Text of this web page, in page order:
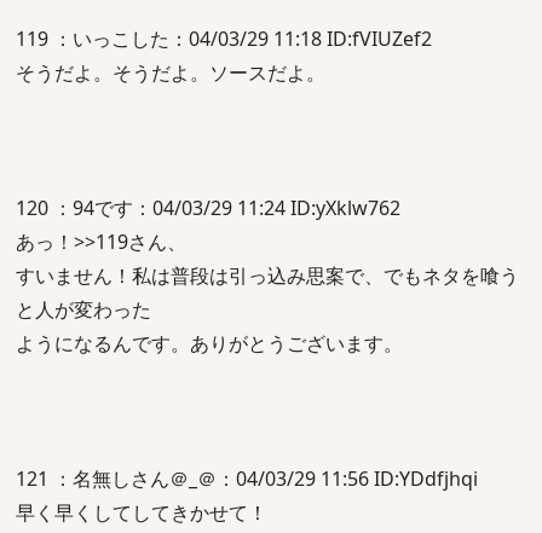
119 ：いっこした：04/03/29 11:18 ID:fVIUZef2
そうだよ。そうだよ。ソースだよ。
120 ：94です：04/03/29 11:24 ID:yXklw762
あっ！>>119さん、
すいません！私は普段は引っ込み思案で、でもネタを喰う
と人が変わった
ようになるんです。ありがとうございます。
121 ：名無しさん＠_＠：04/03/29 11:56 ID:YDdfjhqi
早く早くしてしてきかせて！